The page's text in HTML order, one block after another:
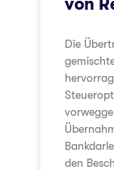
von
Die
den